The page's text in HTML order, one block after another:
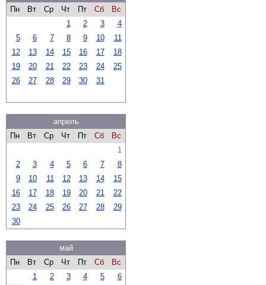
Пн
Вт Ср Чт Пт Сб
Вс
1
2 3
4
5
6 7 8 9 10
11
12
13 14 15 16 17
18
19
20 21 22 23 24
25
26
27 28 29 30 31
апрель
Пн
Вт Ср Чт Пт Сб
Вс
1
2
3 4 5 6 7
8
9
10 11 12 13 14
15
16
17 18 19 20 21
22
23
24 25 26 27 28
29
30
май
Пн
Вт Ср Чт Пт Сб
Вс
1
2 3 4 5
6